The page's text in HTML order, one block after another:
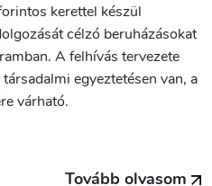
kerettel készül
célzó beruházásokat
A felhívás tervezete
egyeztetésen van, a
várható.
Tovább olvasom